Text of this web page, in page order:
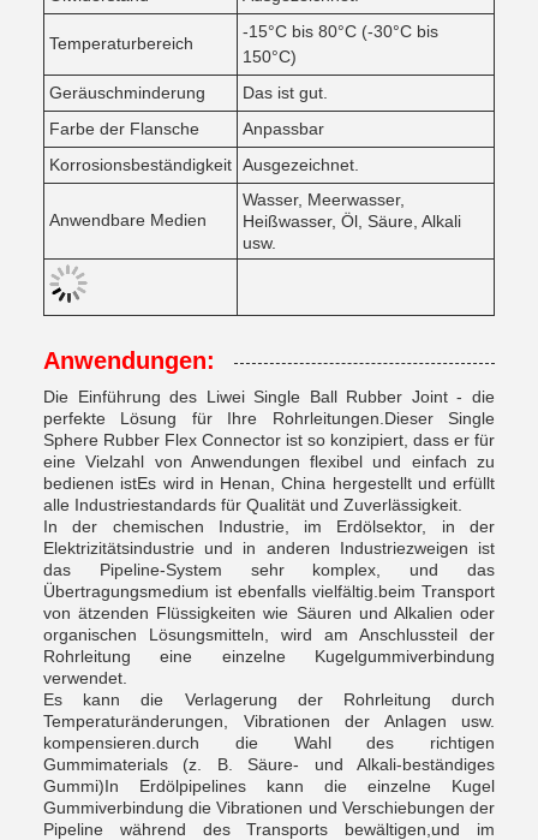
Temperaturbereich
-15°C bis 80°C (-30°C bis
150°C)
Geräuschminderung
Das ist gut.
Farbe der Flansche
Anpassbar
Korrosionsbeständigkeit Ausgezeichnet.
Anwendbare Medien
Wasser, Meerwasser,
Heißwasser, Öl, Säure, Alkali
usw.
Anwendungen:
Die Einführung des Liwei Single Ball Rubber Joint - die
perfekte Lösung für Ihre Rohrleitungen.Dieser Single
Sphere Rubber Flex Connector ist so konzipiert, dass er für
eine Vielzahl von Anwendungen flexibel und einfach zu
bedienen istEs wird in Henan, China hergestellt und erfüllt
alle Industriestandards für Qualität und Zuverlässigkeit.
In der chemischen Industrie, im Erdölsektor, in der
Elektrizitätsindustrie und in anderen Industriezweigen ist
das Pipeline-System sehr komplex, und das
Übertragungsmedium ist ebenfalls vielfältig.beim Transport
von ätzenden Flüssigkeiten wie Säuren und Alkalien oder
organischen Lösungsmitteln, wird am Anschlussteil der
Rohrleitung eine einzelne Kugelgummiverbindung
verwendet.
Es kann die Verlagerung der Rohrleitung durch
Temperaturänderungen, Vibrationen der Anlagen usw.
kompensieren.durch die Wahl des richtigen
Gummimaterials (z. B. Säure- und Alkali-beständiges
Gummi)In Erdölpipelines kann die einzelne Kugel
Gummiverbindung die Vibrationen und Verschiebungen der
Pipeline während des Transports bewältigen,und im